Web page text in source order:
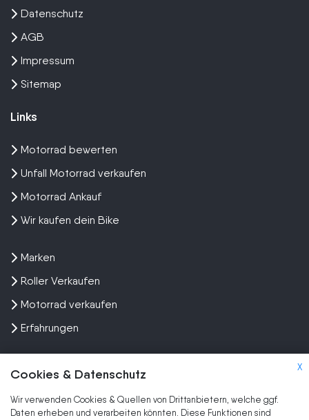
X
Cookies & Datenschutz
Wir verwenden Cookies & Quellen von Drittanbietern, welche ggf.
Daten erheben und verarbeiten könnten. Diese Funktionen sind
Datenschutz
AGB
Impressum
Sitemap
Links
Motorrad bewerten
Unfall Motorrad verkaufen
Motorrad Ankauf
Wir kaufen dein Bike
Marken
Roller Verkaufen
Motorrad verkaufen
Erfahrungen
SEHR GUT
Kundenbewertungen und Erfahrungen zu
Wir kaufen dein Motorrad